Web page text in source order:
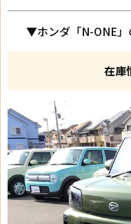
▼ホンダ「N-ONE
在庫